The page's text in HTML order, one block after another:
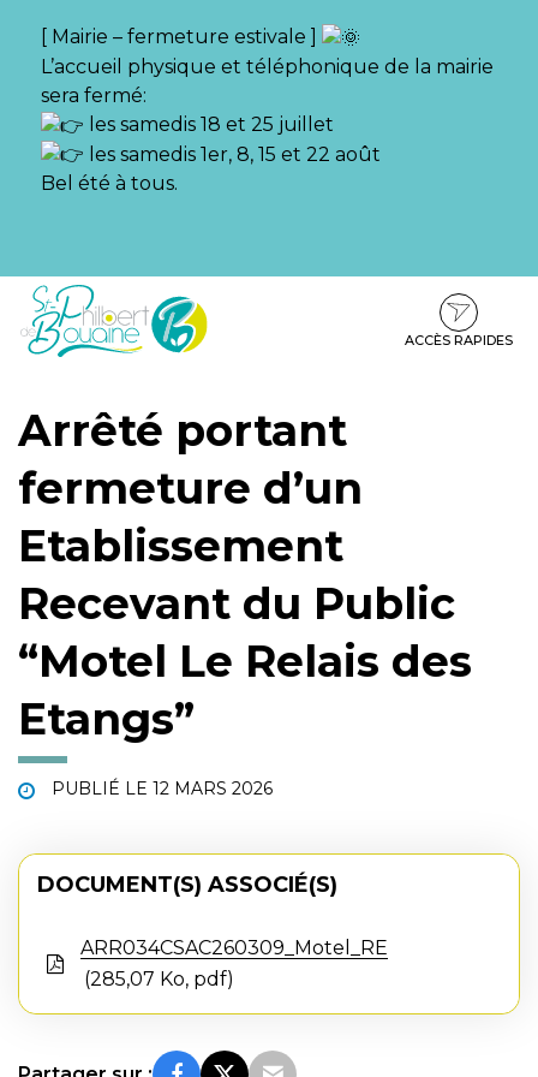
[ Mairie – fermeture estivale ]
L’accueil physique et téléphonique de la mairie
sera fermé:
les samedis 18 et 25 juillet
les samedis 1er, 8, 15 et 22 août
Bel été à tous.
Aller
Aller
contenu
Aller
pied
ACCÈS RAPIDES
Arrêté portant
fermeture d’un
Etablissement
Recevant du Public
“Motel Le Relais des
Etangs”
PUBLIÉ LE 12 MARS 2026
DOCUMENT(S) ASSOCIÉ(S)
ARR034CSAC260309_Motel_RE
285,07 Ko, pdf